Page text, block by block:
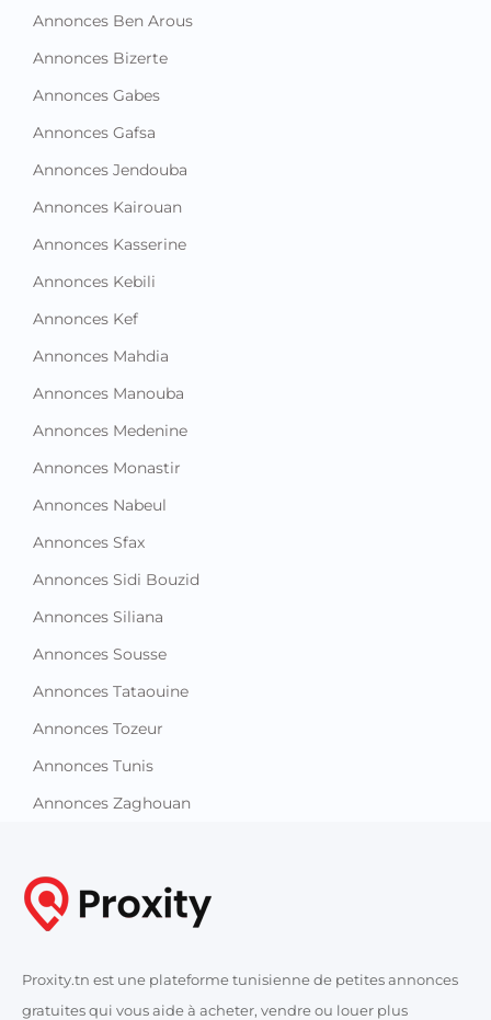
Annonces Ben Arous
Annonces Bizerte
Annonces Gabes
Annonces Gafsa
Annonces Jendouba
Annonces Kairouan
Annonces Kasserine
Annonces Kebili
Annonces Kef
Annonces Mahdia
Annonces Manouba
Annonces Medenine
Annonces Monastir
Annonces Nabeul
Annonces Sfax
Annonces Sidi Bouzid
Annonces Siliana
Annonces Sousse
Annonces Tataouine
Annonces Tozeur
Annonces Tunis
Annonces Zaghouan
Proxity.tn est une plateforme tunisienne de petites annonces
gratuites qui vous aide à acheter, vendre ou louer plus